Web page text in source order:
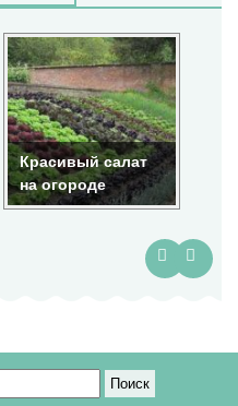
Красота на
огороде